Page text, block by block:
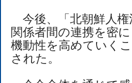
今後、「北朝鮮人
関係者間の連携を密
機動性を高めていく
された。